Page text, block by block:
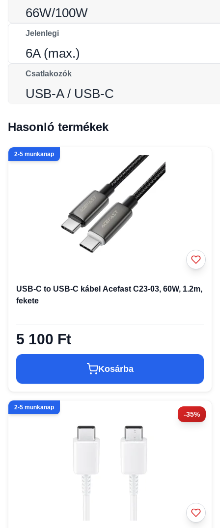
66W/100W
Jelenlegi
6A (max.)
Csatlakozók
USB-A / USB-C
Hasonló termékek
2-5 munkanap
USB-C to USB-C kábel Acefast C23-03, 60W, 1.2m,
fekete
5 100 Ft
Kosárba
-35%
2-5 munkanap